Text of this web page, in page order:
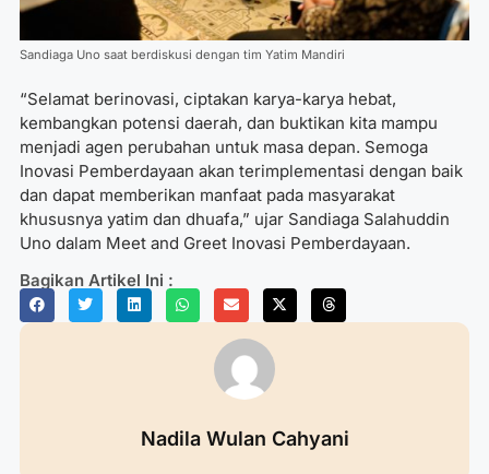
Sandiaga Uno saat berdiskusi dengan tim Yatim Mandiri
“Selamat berinovasi, ciptakan karya-karya hebat,
kembangkan potensi daerah, dan buktikan kita mampu
menjadi agen perubahan untuk masa depan. Semoga
Inovasi Pemberdayaan akan terimplementasi dengan baik
dan dapat memberikan manfaat pada masyarakat
khususnya yatim dan dhuafa,” ujar Sandiaga Salahuddin
Uno dalam Meet and Greet Inovasi Pemberdayaan.
Bagikan Artikel Ini :
Nadila Wulan Cahyani